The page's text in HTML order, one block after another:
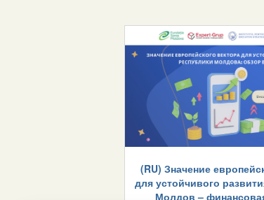
(RU) Значение
для устойчивого
Молдов –